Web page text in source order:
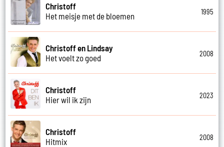
Christoff
Het meisje met de bloemen
1995
Christoff en Lindsay
Het voelt zo goed
2008
Christoff
Hier wil ik zijn
2023
Christoff
Hitmix
2008